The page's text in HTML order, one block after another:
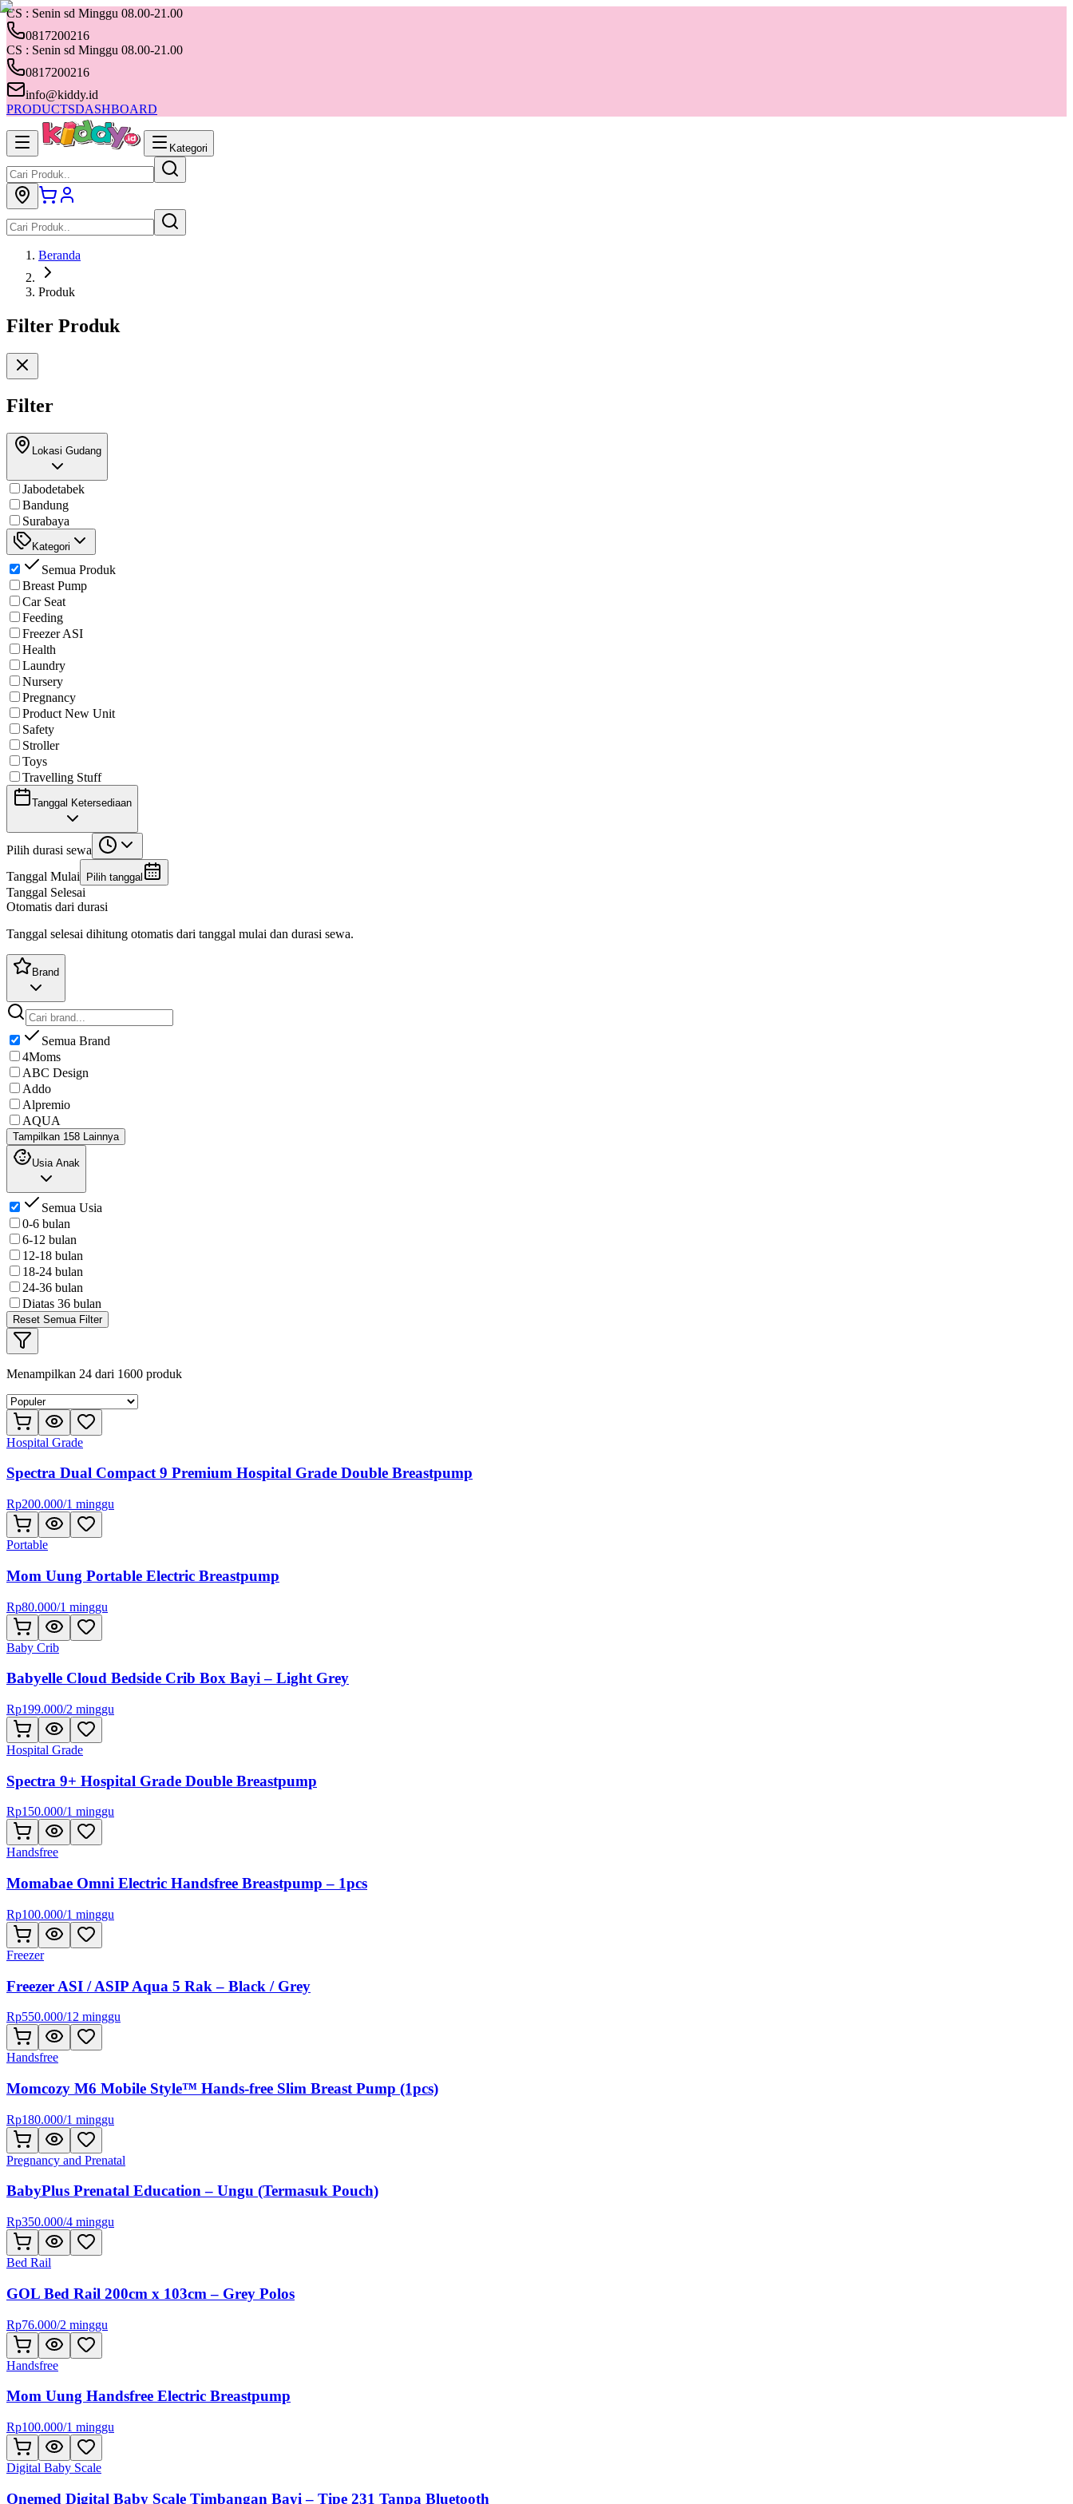
CS : Senin sd Minggu 08.00-21.00
0817200216
CS : Senin sd Minggu 08.00-21.00
0817200216
info@kiddy.id
PRODUCTSDASHBOARD
Kategori
Beranda
Produk
Filter Produk
Filter
Lokasi Gudang
Jabodetabek
Bandung
Surabaya
Kategori
Semua Produk
Breast Pump
Car Seat
Feeding
Freezer ASI
Health
Laundry
Nursery
Pregnancy
Product New Unit
Safety
Stroller
Toys
Travelling Stuff
Tanggal Ketersediaan
Pilih durasi sewa
Tanggal Mulai
Pilih tanggal
Tanggal Selesai
Otomatis dari durasi
Tanggal selesai dihitung otomatis dari tanggal mulai dan durasi sewa.
Brand
Semua Brand
4Moms
ABC Design
Addo
Alpremio
AQUA
Tampilkan 158 Lainnya
Usia Anak
Semua Usia
0-6 bulan
6-12 bulan
12-18 bulan
18-24 bulan
24-36 bulan
Diatas 36 bulan
Reset Semua Filter
Menampilkan 24 dari 1600 produk
Hospital Grade
Spectra Dual Compact 9 Premium Hospital Grade Double Breastpump
Rp200.000/1 minggu
Portable
Mom Uung Portable Electric Breastpump
Rp80.000/1 minggu
Baby Crib
Babyelle Cloud Bedside Crib Box Bayi – Light Grey
Rp199.000/2 minggu
Hospital Grade
Spectra 9+ Hospital Grade Double Breastpump
Rp150.000/1 minggu
Handsfree
Momabae Omni Electric Handsfree Breastpump – 1pcs
Rp100.000/1 minggu
Freezer
Freezer ASI / ASIP Aqua 5 Rak – Black / Grey
Rp550.000/12 minggu
Handsfree
Momcozy M6 Mobile Style™ Hands-free Slim Breast Pump (1pcs)
Rp180.000/1 minggu
Pregnancy and Prenatal
BabyPlus Prenatal Education – Ungu (Termasuk Pouch)
Rp350.000/4 minggu
Bed Rail
GOL Bed Rail 200cm x 103cm – Grey Polos
Rp76.000/2 minggu
Handsfree
Mom Uung Handsfree Electric Breastpump
Rp100.000/1 minggu
Digital Baby Scale
Onemed Digital Baby Scale Timbangan Bayi – Tipe 231 Tanpa Bluetooth